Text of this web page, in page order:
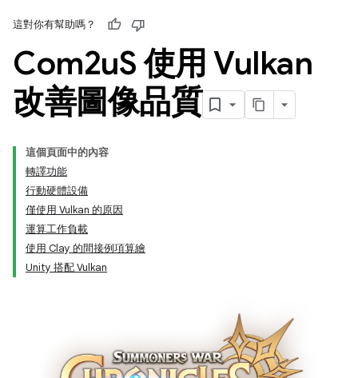
這對你有幫助嗎？
Com2uS 使用 Vulkan
改善圖像品質
這個頁面中的內容
轉譯功能
行動硬體設備
僅使用 Vulkan 的原因
運算工作負載
使用 Clay 的間接例項算繪
Unity 搭配 Vulkan